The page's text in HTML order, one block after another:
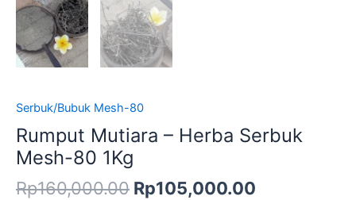
Serbuk/Bubuk Mesh-80
Rumput Mutiara – Herba Serbuk
Mesh-80 1Kg
Rp160,000.00 Rp105,000.00